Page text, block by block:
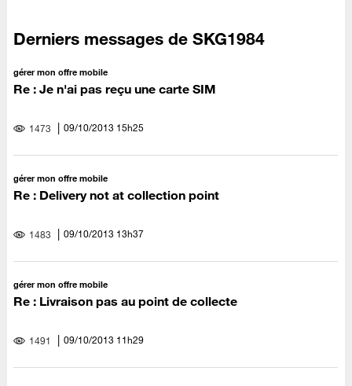
Derniers messages de SKG1984
gérer mon offre mobile
Re : Je n'ai pas reçu une carte SIM
1473 ‎09/10/2013 15h25
gérer mon offre mobile
Re : Delivery not at collection point
1483 ‎09/10/2013 13h37
gérer mon offre mobile
Re : Livraison pas au point de collecte
1491 ‎09/10/2013 11h29